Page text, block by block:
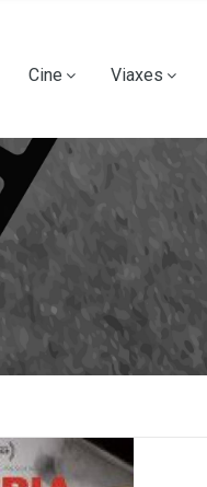
Cine Viaxes